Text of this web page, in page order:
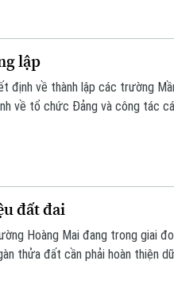
lập
định về thành lập các trường
về tổ chức Đảng và công tác
đất đai
Hoàng Mai đang trong giai
thửa đất cần phải hoàn thiện